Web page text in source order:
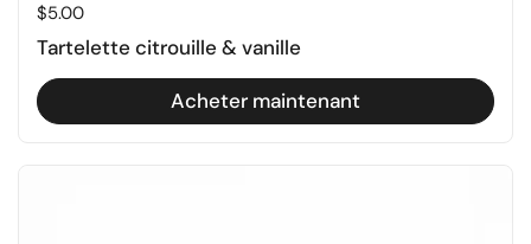
Prix régulier
$5.00
Tartelette citrouille & vanille
Acheter maintenant